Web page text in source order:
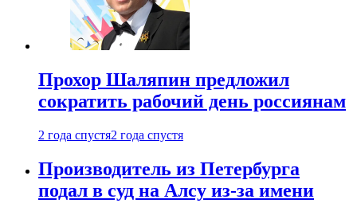
Прохор Шаляпин предложил
сократить рабочий день россиянам
2 года спустя2 года спустя
Производитель из Петербурга
подал в суд на Алсу из-за имени